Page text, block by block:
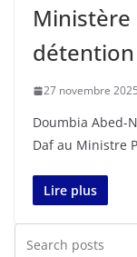
Ministère
détention
27 novembre 2025
Doumbia Abed-
Daf au Ministre
Lire plus